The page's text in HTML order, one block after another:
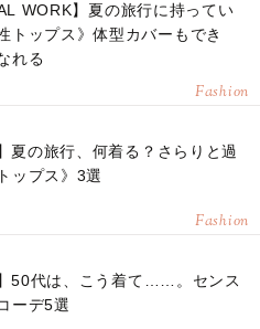
WORK】夏の旅行に持ってい
トップス》体型カバーもでき
れる
Fashion
夏の旅行、何着る？さらりと過
ップス》3選
Fashion
50代は、こう着て……。センス
ーデ5選